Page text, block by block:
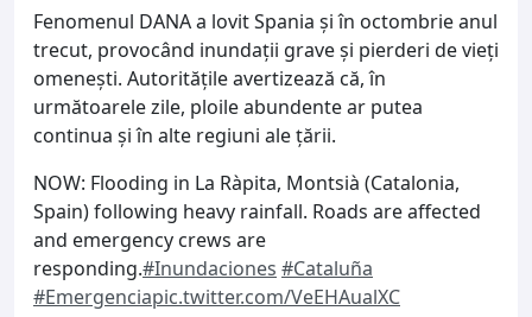
Fenomenul DANA a lovit Spania și în octombrie anul
trecut, provocând inundații grave și pierderi de vieți
omenești. Autoritățile avertizează că, în
următoarele zile, ploile abundente ar putea
continua și în alte regiuni ale țării.
NOW: Flooding in La Ràpita, Montsià (Catalonia,
Spain) following heavy rainfall. Roads are affected
and emergency crews are
responding.#Inundaciones #Cataluña
#Emergenciapic.twitter.com/VeEHAualXC